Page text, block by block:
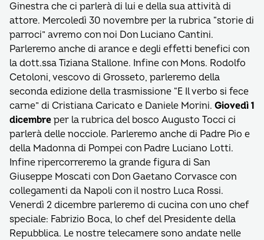
Ginestra che ci parlerà di lui e della sua attività di
attore. Mercoledì 30 novembre per la rubrica “storie di
parroci” avremo con noi Don Luciano Cantini.
Parleremo anche di arance e degli effetti benefici con
la dott.ssa Tiziana Stallone. Infine con Mons. Rodolfo
Cetoloni, vescovo di Grosseto, parleremo della
seconda edizione della trasmissione “E Il verbo si fece
carne” di Cristiana Caricato e Daniele Morini. Giovedì 1
dicembre per la rubrica del bosco Augusto Tocci ci
parlerà delle nocciole. Parleremo anche di Padre Pio e
della Madonna di Pompei con Padre Luciano Lotti.
Infine ripercorreremo la grande figura di San
Giuseppe Moscati con Don Gaetano Corvasce con
collegamenti da Napoli con il nostro Luca Rossi.
Venerdì 2 dicembre parleremo di cucina con uno chef
speciale: Fabrizio Boca, lo chef del Presidente della
Repubblica. Le nostre telecamere sono andate nelle